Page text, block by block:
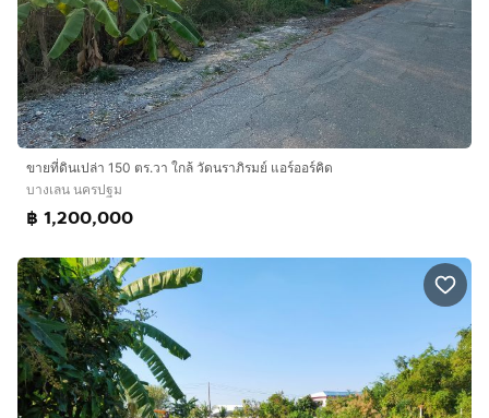
ขายที่ดินเปล่า 150 ตร.วา ใกล้ วัดนราภิรมย์ แอร์ออร์คิด
บางเลน นครปฐม
฿ 1,200,000